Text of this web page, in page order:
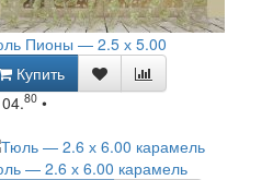
Пионы — 2.5 х 5.00
Купить
80 •
— 2.6 х 6.00 карамель